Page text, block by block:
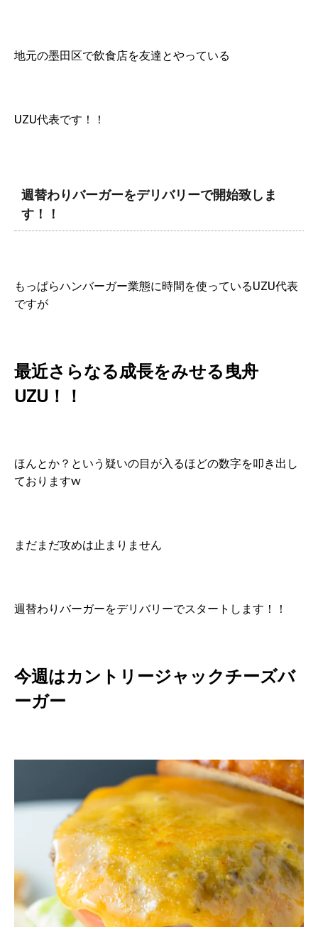
地元の墨田区で飲食店を友達とやっている
UZU代表です！！
週替わりバーガーをデリバリーで開始致しま
す！！
もっぱらハンバーガー業態に時間を使っているUZU代表
ですが
最近さらなる成長をみせる曳舟
UZU！！
ほんとか？という疑いの目が入るほどの数字を叩き出し
ておりますw
まだまだ攻めは止まりません
週替わりバーガーをデリバリーでスタートします！！
今週はカントリージャックチーズバ
ーガー